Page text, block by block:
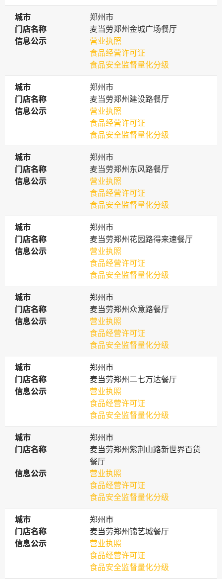
城市
城市
郑州市
门店名称
门店名称
麦当劳郑州金城广场餐厅
信息公示
信息公示
营业执照
食品经营许可证
食品安全监督量化分级
城市
城市
郑州市
门店名称
门店名称
麦当劳郑州建设路餐厅
信息公示
信息公示
营业执照
食品经营许可证
食品安全监督量化分级
城市
城市
郑州市
门店名称
门店名称
麦当劳郑州东风路餐厅
信息公示
信息公示
营业执照
食品经营许可证
食品安全监督量化分级
城市
城市
郑州市
门店名称
门店名称
麦当劳郑州花园路得来速餐厅
信息公示
信息公示
营业执照
食品经营许可证
食品安全监督量化分级
城市
城市
郑州市
门店名称
门店名称
麦当劳郑州众意路餐厅
信息公示
信息公示
营业执照
食品经营许可证
食品安全监督量化分级
城市
城市
郑州市
门店名称
门店名称
麦当劳郑州二七万达餐厅
信息公示
信息公示
营业执照
食品经营许可证
食品安全监督量化分级
城市
城市
郑州市
门店名称
门店名称
麦当劳郑州紫荆山路新世界百货
餐厅
信息公示
信息公示
营业执照
食品经营许可证
食品安全监督量化分级
城市
城市
郑州市
门店名称
门店名称
麦当劳郑州锦艺城餐厅
信息公示
信息公示
营业执照
食品经营许可证
食品安全监督量化分级